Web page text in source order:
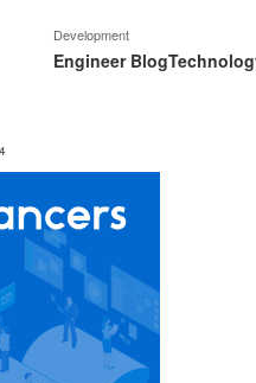
Development
Engineer Blog